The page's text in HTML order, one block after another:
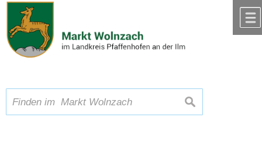
Zum Inhalt,zur Navigation
Schriftgröße A A A suchen